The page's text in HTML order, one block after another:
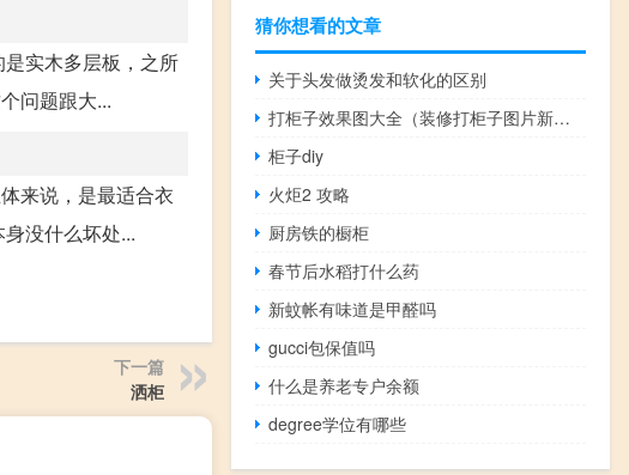
是实木多层板，之所
问题跟大...
来说，是最适合衣
没什么坏处...
下一篇
洒柜
猜你想看的文章
关于头发做烫发和软化的区别
打柜子效果图大全（装修打柜子图片新款）
柜子diy
火炬2 攻略
厨房铁的橱柜
春节后水稻打什么药
新蚊帐有味道是甲醛吗
gucci包保值吗
什么是养老专户余额
degree学位有哪些